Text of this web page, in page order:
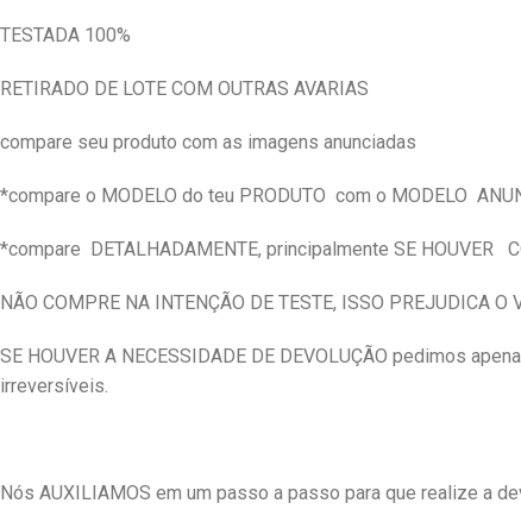
TESTADA 100%
RETIRADO DE LOTE COM OUTRAS AVARIAS
compare seu produto com as imagens anunciadas
*compare o MODELO do teu PRODUTO com o MODELO
*compare DETALHADAMENTE, principalmente SE HOUVER
NÃO COMPRE NA INTENÇÃO DE TESTE, ISSO PREJUDICA O
SE HOUVER A NECESSIDADE DE DEVOLUÇÃO pedimos
irreversíveis.
Nós AUXILIAMOS em um passo a passo para que realize a